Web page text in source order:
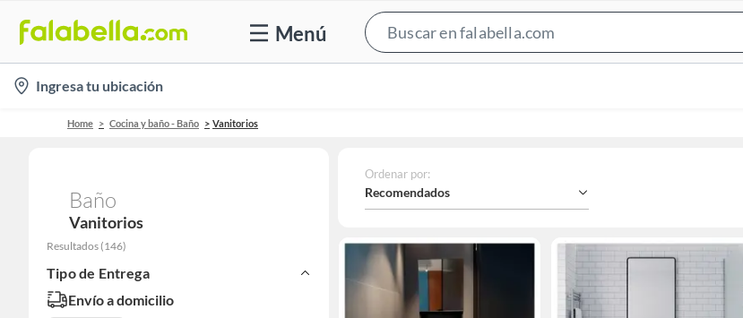
Menú
Bar
location-
icon
Ingresa tu ubicación
Home Cocina y baño - Baño Vanitorios
Baño
Vanitorios
Resultados (146)
Tipo de Entrega
Envío a domicilio
Ordenar por:
Recomendados